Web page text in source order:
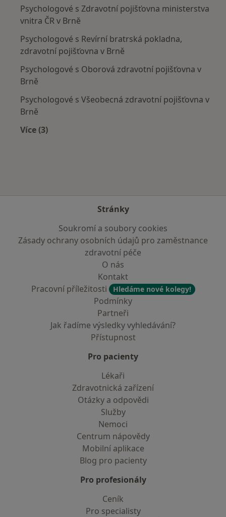
Psychologové s Zdravotní pojišťovna ministerstva
vnitra ČR v Brně
Psychologové s Revírní bratrská pokladna,
zdravotní pojišťovna v Brně
Psychologové s Oborová zdravotní pojišťovna v
Brně
Psychologové s Všeobecná zdravotní pojišťovna v
Brně
Více (3)
Stránky
Soukromí a soubory cookies
Zásady ochrany osobních údajů pro zaměstnance
zdravotní péče
O nás
Kontakt
Pracovní příležitosti
Hledáme nové kolegy!
Podmínky
Partneři
Jak řadíme výsledky vyhledávání?
Přístupnost
Pro pacienty
Lékaři
Zdravotnická zařízení
Otázky a odpovědi
Služby
Nemoci
Centrum nápovědy
Mobilní aplikace
Blog pro pacienty
Pro profesionály
Ceník
Pro specialisty